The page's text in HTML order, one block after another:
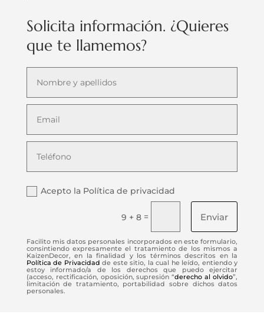
Solicita información. ¿Quieres
que te llamemos?
Acepto la Política de privacidad
9 + 8 = Enviar
Facilito mis datos personales incorporados en este formulario,
consintiendo expresamente el tratamiento de los mismos a
KaizenDecor, en la finalidad y los términos descritos en la
Política de Privacidad de este sitio, la cual he leído, entiendo y
estoy informado/a de los derechos que puedo ejercitar
(acceso, rectificación, oposición, supresión “derecho al olvido”,
limitación de tratamiento, portabilidad sobre dichos datos
personales.